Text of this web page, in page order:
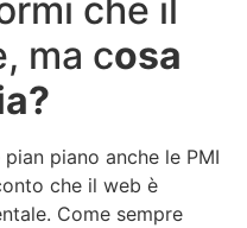
che il
, ma cosa
piano anche le PMI
che il web è
Come sempre